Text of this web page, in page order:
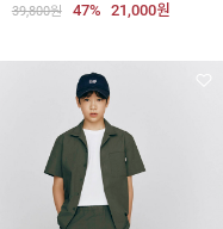
39,800원 47% 21,000원